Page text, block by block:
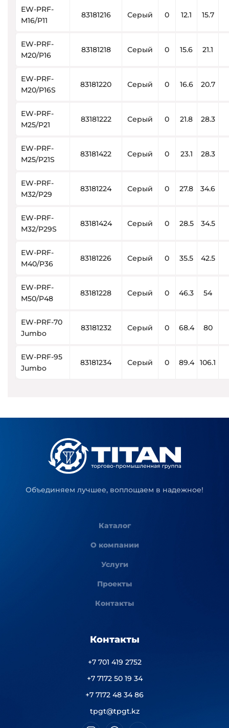
EW-PRF-
M16/P11
83181216 Серый 0 12.1 15.7
EW-PRF-
M20/P16
83181218 Серый 0 15.6 21.1
EW-PRF-
M20/P16S
83181220 Серый 0 16.6 20.7
EW-PRF-
M25/P21
83181222 Серый 0 21.8 28.3
EW-PRF-
M25/P21S
83181422 Серый 0 23.1 28.3
EW-PRF-
M32/P29
83181224 Серый 0 27.8 34.6
EW-PRF-
M32/P29S
83181424 Серый 0 28.5 34.5
EW-PRF-
M40/P36
83181226 Серый 0 35.5 42.5
EW-PRF-
M50/P48
83181228 Серый 0 46.3 54
EW-PRF-70
Jumbo
83181232 Серый 0 68.4 80
EW-PRF-95
Jumbo
83181234 Серый 0 89.4 106.1
Объединяем лучшее, воплощаем в надежное!
Каталог
О компании
Услуги
Проекты
Контакты
Контакты
+7 701 419 2752
+7 7172 50 19 34
+7 7172 48 34 86
tpgt@tpgt.kz